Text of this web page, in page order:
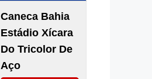
Caneca Bahia
Estádio Xícara
Do Tricolor De
Aço